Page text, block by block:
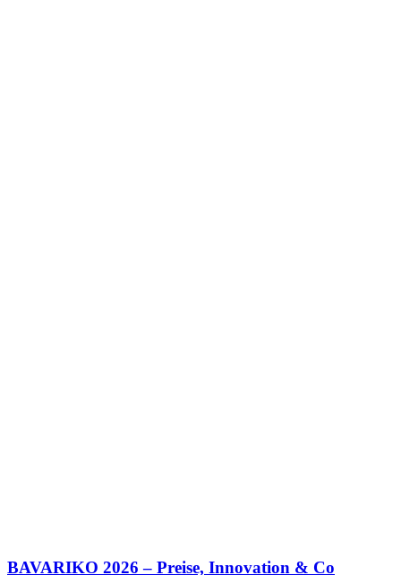
BAVARIKO 2026 – Preise, Innovation & Co